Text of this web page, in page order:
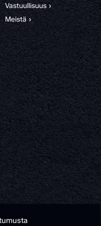
Vastuullisuus ›
Meistä ›